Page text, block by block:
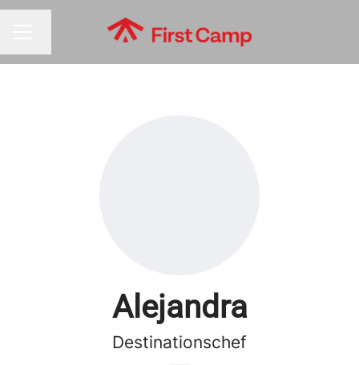
Alejandra
Destinationschef